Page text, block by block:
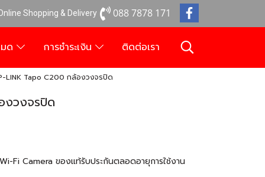
Shopping & Delivery 088 7878 171
ด การชำระเงิน ติดต่อเรา
LINK Tapo C200 กล้องวงจรปิด
งวงจรปิด
Fi Camera ของแท้รับประกันตลอดอายุการใช้งาน